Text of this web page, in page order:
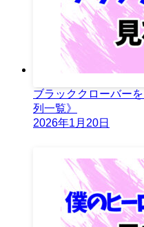
ブラッククローバー
列一覧》
2026年1月20日